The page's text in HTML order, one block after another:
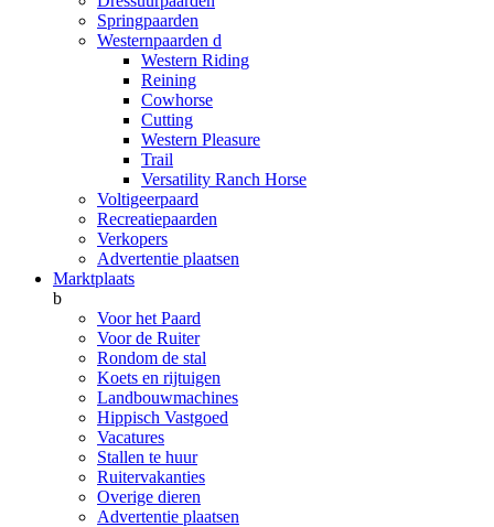
Springpaarden
Westernpaarden d
Western Riding
Reining
Cowhorse
Cutting
Western Pleasure
Trail
Versatility Ranch Horse
Voltigeerpaard
Recreatiepaarden
Verkopers
Advertentie plaatsen
Marktplaats
b
Voor het Paard
Voor de Ruiter
Rondom de stal
Koets en rijtuigen
Landbouwmachines
Hippisch Vastgoed
Vacatures
Stallen te huur
Ruitervakanties
Overige dieren
Advertentie plaatsen